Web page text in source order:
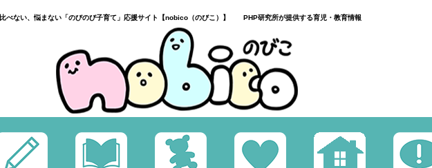
比べない、悩まない「のびのび子育て」応援サイト【nobico（のびこ）】 PHP研究所が提供する育児・教育情報